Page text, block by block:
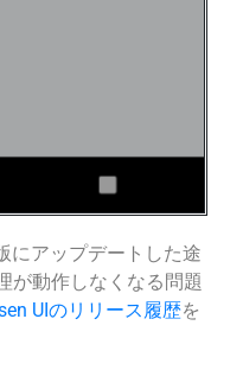
にアップデートした途
が動作しなくなる問題
UIのリリース履歴を